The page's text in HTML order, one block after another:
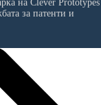
на Clever
за патенти и